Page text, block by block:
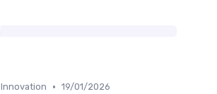
Innovation • 19/01/2026